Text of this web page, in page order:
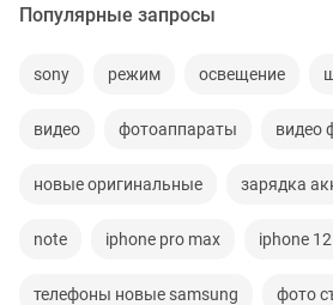
Популярные запросы
sony режим освещение
видео фотоаппараты видео
новые оригинальные зарядка
note iphone pro max iphone 12
телефоны новые samsung фото